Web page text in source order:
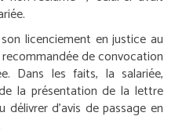
licenciement en justice au
de convocation
Dans les faits, la salariée,
la présentation de la lettre
délivrer d’avis de passage en